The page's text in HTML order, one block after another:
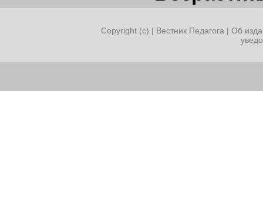
Copyright (c) | Вестник Педагога | Об